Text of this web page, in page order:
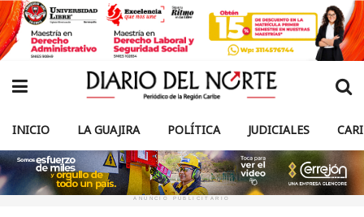
INICIO LA GUAJIRA POLÍTICA JUDICIALES
ANUNCIO PUBLICITARIO